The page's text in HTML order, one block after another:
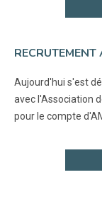
Aujourd'hui s'est
avec l'Association
pour le compte